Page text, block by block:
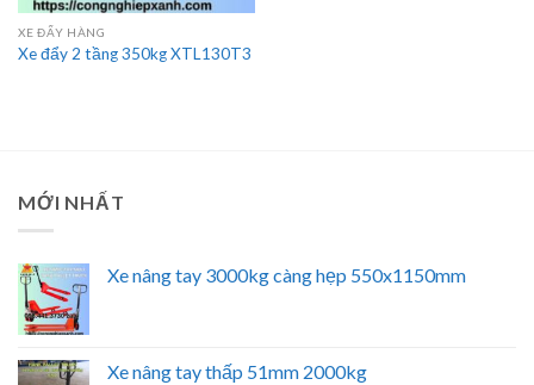
XE ĐẨY HÀNG
Xe đẩy 2 tầng 350kg XTL130T3
MỚI NHẤT
Xe nâng tay 3000kg càng hẹp 550x1150mm
Xe nâng tay thấp 51mm 2000kg